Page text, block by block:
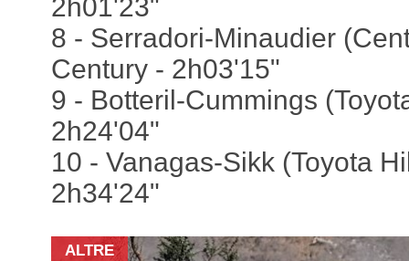
2h01'23"
8 - Serradori-Minaudier
Century - 2h03'15"
9 - Botteril-Cummings
2h24'04"
10 - Vanagas-Sikk (Toyota
2h34'24"
ALTRE